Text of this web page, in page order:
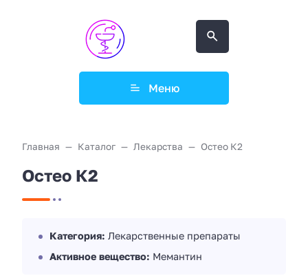
Меню
Главная Каталог Лекарства Остео К2
Остео К2
Категория: Лекарственные препараты
Активное вещество: Мемантин